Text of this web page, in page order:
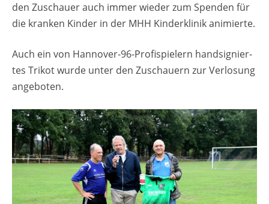
den Zu­schau­er auch immer wie­der zum Spen­den für
die kran­ken Kin­der in der MHH Kin­der­kli­nik ani­mier­te.
Auch ein von Han­no­ver-96-Pro­fi­spie­lern hand­si­gnier­
tes Tri­kot wurde unter den Zu­schau­ern zur Ver­lo­sung
an­ge­bo­ten.